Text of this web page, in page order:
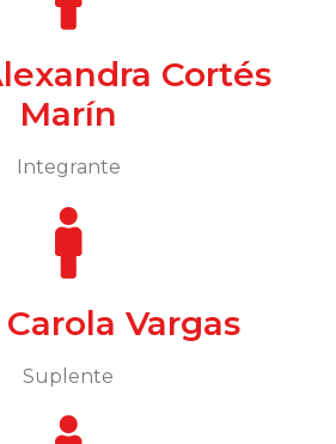
Cortés
Marín
Integrante
Vargas
Suplente